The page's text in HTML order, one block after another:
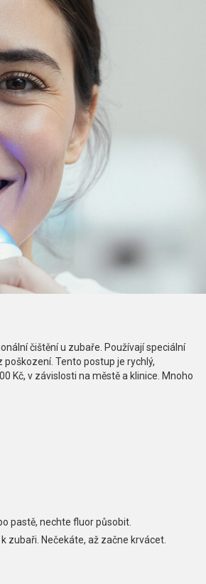
čištění u zubaře. Používají speciální
Tento postup je rychlý,
Kč, v závislosti na městě a klinice. Mnoho
pastě, nechte fluor působit.
zubaři. Nečekáte, až začne krvácet.